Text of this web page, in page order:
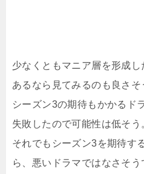
少なくともマニア層を形成
あるなら見てみるのも良さそ
シーズン3の期待もかかるド
失敗したので可能性は低そう
それでもシーズン3を期待す
ら、悪いドラマではなさそう